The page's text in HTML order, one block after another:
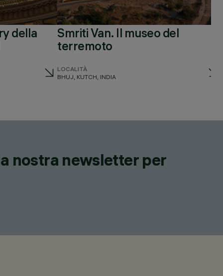
della
Smriti Van. Il museo del
terremoto
LOCALITÀ
BHUJ, KUTCH, INDIA
nostra newsletter per